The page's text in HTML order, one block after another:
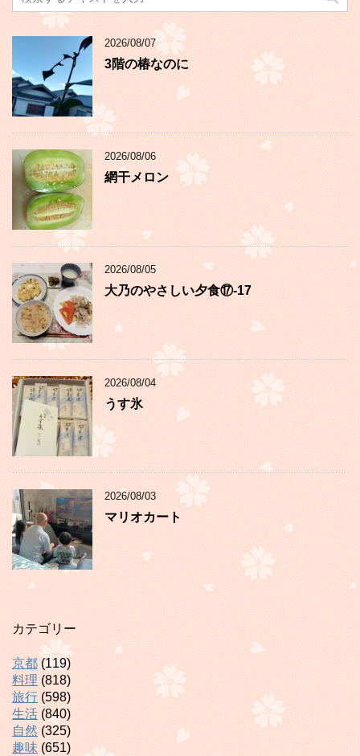
2026/08/07
3階の椿なのに
2026/08/06
網干メロン
2026/08/05
大乃のやさしい夕食⑰-17
2026/08/04
うす氷
2026/08/03
マリオカート
カテゴリー
京都 (119)
料理 (818)
旅行 (598)
生活 (840)
自然 (325)
趣味 (651)